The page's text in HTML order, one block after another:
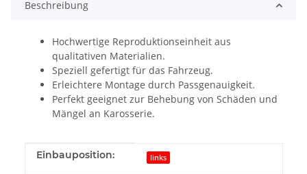
Beschreibung
Hochwertige Reproduktionseinheit aus
qualitativen Materialien.
Speziell gefertigt für das Fahrzeug.
Erleichtere Montage durch Passgenauigkeit.
Perfekt geeignet zur Behebung von Schäden und
Mängel an Karosserie.
Produkteigenschaft
Wert
Einbauposition: links